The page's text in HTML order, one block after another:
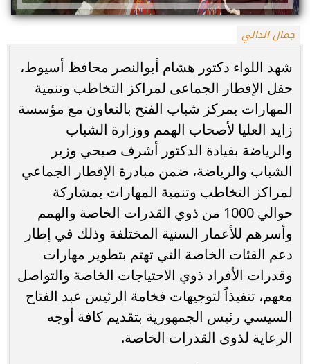
جمال الدالي
شهد اللواء دكتور هشام أبوالنصر محافظ أسيوط،
حفل الإفطار الجماعى لمراكز التخاطب وتنمية
المهارات بمركز شباب الفتح بالتعاون مع مؤسسة
زايد العليا لأصحاب الهمم ووزارة الشباب
والرياضة بقيادة الدكتور أشرف صبحي وزير
الشباب والرياضة، ضمن مبادرة الإفطار الجماعي
لمراكز التخاطب وتنمية المهارات بمشاركة
حوالي 1000 من ذوي القدرات الخاصة والهمم
وأسرهم للأعمار السنية المختلفة وذلك في إطار
دعم الفئات الخاصة التي تهتم بتطوير مهارات
وقدرات الأفراد ذوي الاحتياجات الخاصة والتواصل
معهم، تنفيذاً لتوجيهات فخامة الرئيس عبد الفتاح
السيسي رئيس الجمهورية بتقديم كافة أوجه
الرعاية لذوى القدرات الخاصة.